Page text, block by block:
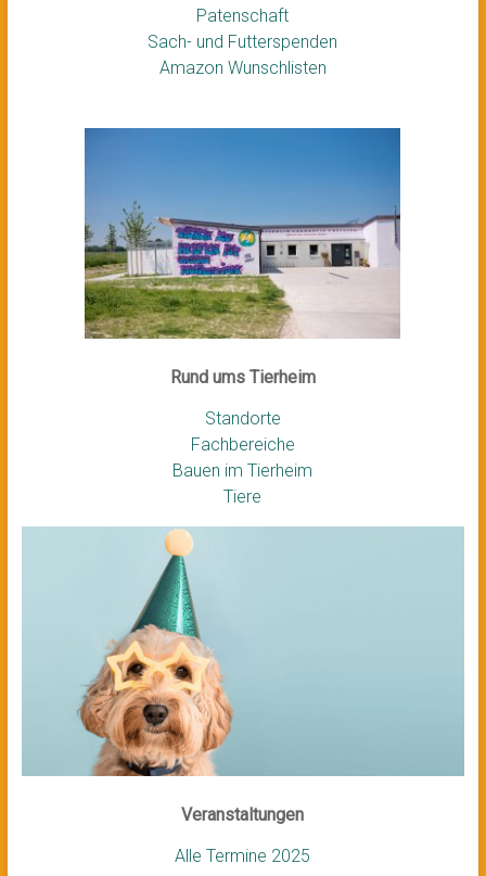
Patenschaft
Sach- und Futterspenden
Amazon Wunschlisten
Rund ums Tierheim
Standorte
Fachbereiche
Bauen im Tierheim
Tiere
Veranstaltungen
Alle Termine 2025